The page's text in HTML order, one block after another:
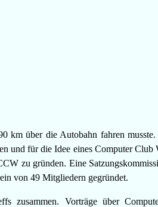
km über die Autobahn fahren
und für die Idee eines Computer Club
zu gründen. Eine
von 49 Mitgliedern gegründet.
zusammen. Vorträge über